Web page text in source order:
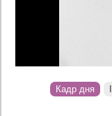
Кадр дня